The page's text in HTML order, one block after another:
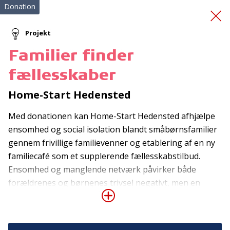
Early Numeracy and
Math
Donation
Projekt
Familier finder
fællesskaber
Home-Start Hedensted
Med donationen kan Home-Start Hedensted afhjælpe
ensomhed og social isolation blandt småbørnsfamilier
gennem frivillige familievenner og etablering af en ny
familiecafé som et supplerende fællesskabstilbud.
Ensomhed og manglende netværk påvirker både
forældrenes og børnenes trivsel negativt, men en
frivillig familieven, der et par timer om ugen hjælper
børnene positiv opmærksomhed, kan gøre en stor og
Tilmeld nyhedsbrev
De seneste nyheder om TrygFondens og TryghedsGruppens